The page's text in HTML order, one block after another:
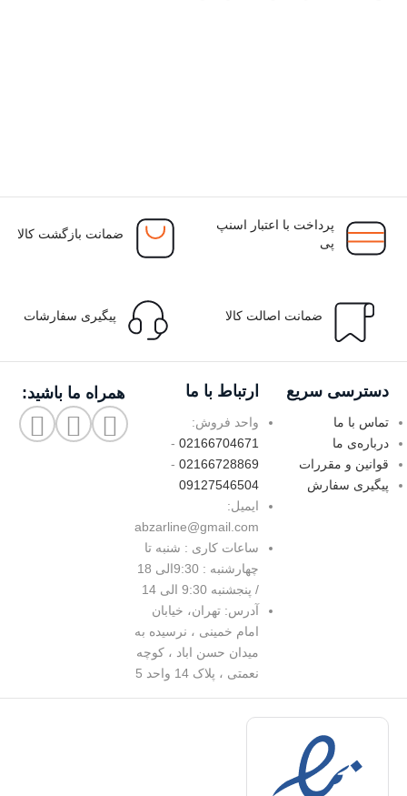
پرداخت با اعتبار اسنپ
پی
ضمانت بازگشت کالا
ضمانت اصالت کالا پیگیری سفارشات
دسترسی سریع
تماس با ما
درباره‌ی ما
قوانین و مقررات
پیگیری سفارش
ارتباط با ما
واحد فروش:
02166704671
-
02166728869
-
09127546504
ایمیل:
abzarline@gmail.com
ساعات کاری : شنبه تا
چهارشنبه : 9:30الی 18
/ پنجشنبه 9:30 الی 14
آدرس: تهران، خیابان
امام خمینی ، نرسیده به
میدان حسن اباد ، کوچه
نعمتی ، پلاک 14 واحد 5
همراه ما باشید: